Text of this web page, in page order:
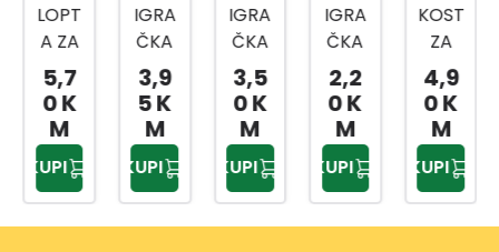
LOPT
A ZA
PSA
4910
0366
0
5,7
0 K
M
KUPI
IGRA
ČKA
SA
LOPT
OM
ZA
MAC
E
VP112
3,9
5 K
M
KUPI
IGRA
ČKA
DISK
ZA
BAC
ANJE
ZA
PSE
26C
3,5
0 K
M
KUPI
IGRA
ČKA
LOPT
A ZA
MAC
E
2,2
0 K
M
KUPI
KOST
ZA
ŽVAK
ANJE
4910
0341
0
4,9
0 K
M
KUPI